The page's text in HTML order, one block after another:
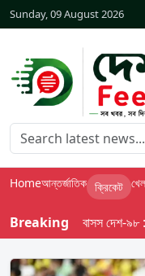
Sunday, 09 August 2026
Homeআন্তর্জাতিক ক্রিকেট
Breakingবাসস দেশ-৯৮ :